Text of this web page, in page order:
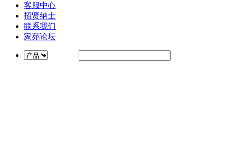
客服中心
招贤纳士
联系我们
家苑论坛